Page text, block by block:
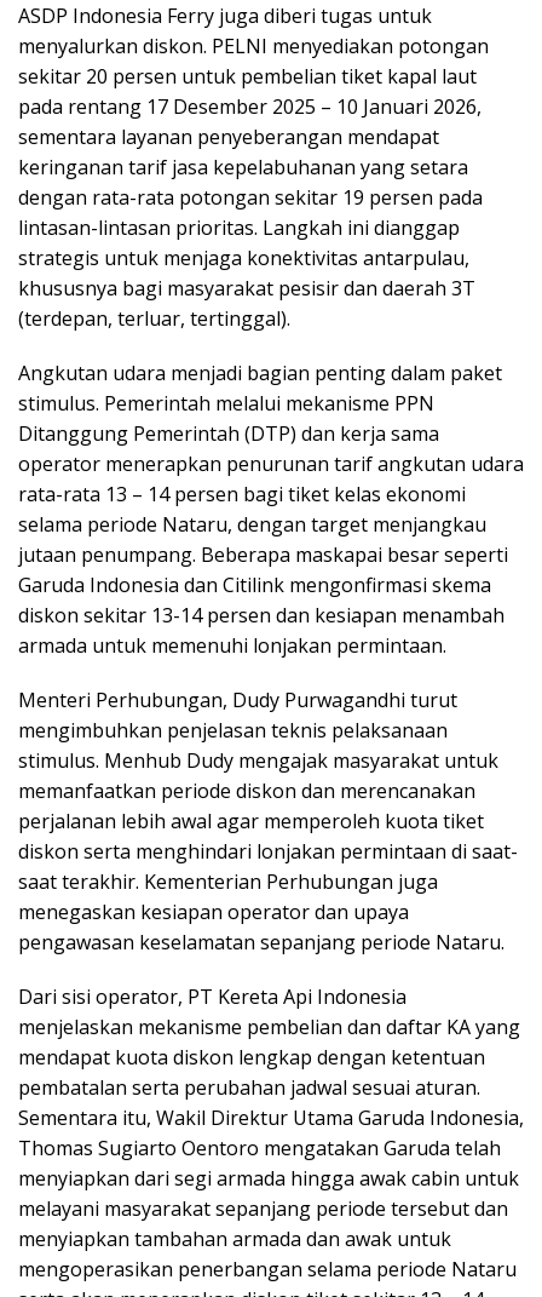
ASDP Indonesia Ferry juga diberi tugas untuk
menyalurkan diskon. PELNI menyediakan potongan
sekitar 20 persen untuk pembelian tiket kapal laut
pada rentang 17 Desember 2025 – 10 Januari 2026,
sementara layanan penyeberangan mendapat
keringanan tarif jasa kepelabuhanan yang setara
dengan rata-rata potongan sekitar 19 persen pada
lintasan-lintasan prioritas. Langkah ini dianggap
strategis untuk menjaga konektivitas antarpulau,
khususnya bagi masyarakat pesisir dan daerah 3T
(terdepan, terluar, tertinggal).
Angkutan udara menjadi bagian penting dalam paket
stimulus. Pemerintah melalui mekanisme PPN
Ditanggung Pemerintah (DTP) dan kerja sama
operator menerapkan penurunan tarif angkutan udara
rata-rata 13 – 14 persen bagi tiket kelas ekonomi
selama periode Nataru, dengan target menjangkau
jutaan penumpang. Beberapa maskapai besar seperti
Garuda Indonesia dan Citilink mengonfirmasi skema
diskon sekitar 13-14 persen dan kesiapan menambah
armada untuk memenuhi lonjakan permintaan.
Menteri Perhubungan, Dudy Purwagandhi turut
mengimbuhkan penjelasan teknis pelaksanaan
stimulus. Menhub Dudy mengajak masyarakat untuk
memanfaatkan periode diskon dan merencanakan
perjalanan lebih awal agar memperoleh kuota tiket
diskon serta menghindari lonjakan permintaan di saat-
saat terakhir. Kementerian Perhubungan juga
menegaskan kesiapan operator dan upaya
pengawasan keselamatan sepanjang periode Nataru.
Dari sisi operator, PT Kereta Api Indonesia
menjelaskan mekanisme pembelian dan daftar KA yang
mendapat kuota diskon lengkap dengan ketentuan
pembatalan serta perubahan jadwal sesuai aturan.
Sementara itu, Wakil Direktur Utama Garuda Indonesia,
Thomas Sugiarto Oentoro mengatakan Garuda telah
menyiapkan dari segi armada hingga awak cabin untuk
melayani masyarakat sepanjang periode tersebut dan
menyiapkan tambahan armada dan awak untuk
mengoperasikan penerbangan selama periode Nataru